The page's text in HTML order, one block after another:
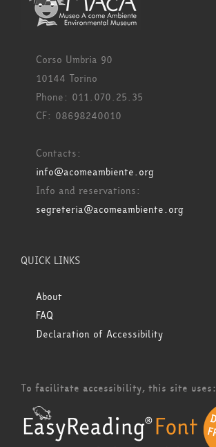
Corso Umbria 90
10144 Torino
Phone: 011.070.25.35
CF: 08698240010
Contacts:
info@acomeambiente.org
Info and reservations:
segreteria@acomeambiente.org
QUICK LINKS
About
FAQ
Declaration of Accessibility
To facilitate accessibility, this site uses: